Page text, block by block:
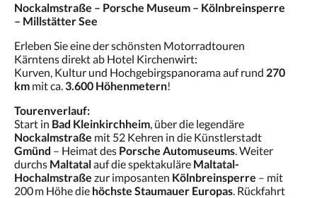
Nockalmstraße – Porsche Museum – Kölnbreinsperre
– Millstätter See
Erleben Sie eine der schönsten Motorradtouren
Kärntens direkt ab Hotel Kirchenwirt:
Kurven, Kultur und Hochgebirgspanorama auf rund 270
km mit ca.3.600 Höhenmetern!
Tourenverlauf:
Start in Bad Kleinkirchheim, über die legendäre
Nockalmstraße mit 52 Kehren in die Künstlerstadt
Gmünd – Heimat des Porsche Automuseums. Weiter
durchs Maltatalauf die spektakuläre Maltatal-
Hochalmstraße zur imposanten Kölnbreinsperre – mit
200 m Höhe die höchste Staumauer Europas. Rückfahrt